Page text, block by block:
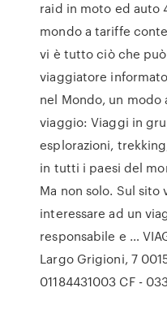
raid in moto ed auto
mondo a tariffe
vi è tutto ciò che
viaggiatore
nel Mondo, un
viaggio: Viaggi in
esplorazioni,
in tutti i paesi del
Ma non solo. Sul
interessare ad un
responsabile e …
Largo Grigioni, 7
01184431003 CF -